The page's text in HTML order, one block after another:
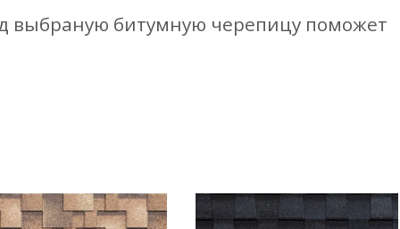
выбраную битумную черепицу поможет